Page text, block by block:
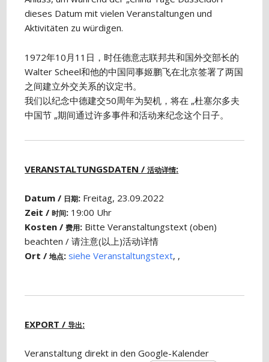
dieses Datum mit vielen Veranstaltungen und
Aktivitäten zu würdigen.
1972年10月11日，时任德意志联邦共和国外交部长的
Walter Scheel和他的中国同事姬鹏飞在北京签署了两国
之间建立外交关系的议定书。
我们以纪念中德建交50周年为契机，将在 „杜塞尔多夫
中国节 „期间通过许多事件和活动来纪念这个日子。
VERANSTALTUNGSDATEN /活动详情:
Datum / 日期: Freitag, 23.09.2022
Zeit /时间: 19:00 Uhr
Kosten /费用: Bitte Veranstaltungstext (oben)
beachten / 请注意(以上)活动详情
Ort /地点: siehe Veranstaltungstext, ,
EXPORT /导出:
Veranstaltung direkt in den Google-Kalender